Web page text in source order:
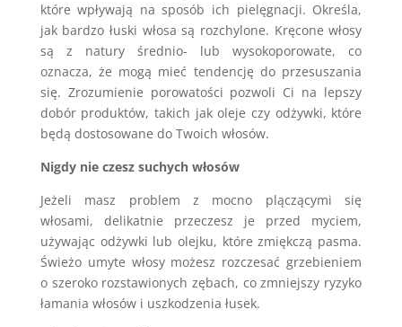
które wpływają na sposób ich pielęgnacji. Określa,
jak bardzo łuski włosa są rozchylone. Kręcone włosy
są z natury średnio- lub wysokoporowate, co
oznacza, że mogą mieć tendencję do przesuszania
się. Zrozumienie porowatości pozwoli Ci na lepszy
dobór produktów, takich jak oleje czy odżywki, które
będą dostosowane do Twoich włosów.
Nigdy nie czesz suchych włosów
Jeżeli masz problem z mocno plączącymi się
włosami, delikatnie przeczesz je przed myciem,
używając odżywki lub olejku, które zmiękczą pasma.
Świeżo umyte włosy możesz rozczesać grzebieniem
o szeroko rozstawionych zębach, co zmniejszy ryzyko
łamania włosów i uszkodzenia łusek.